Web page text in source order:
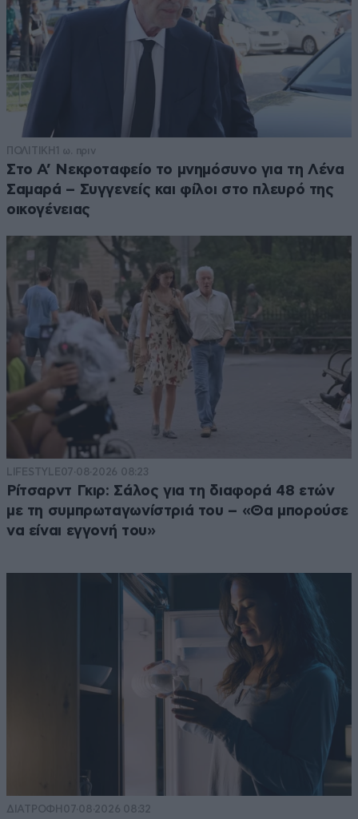
ΠΟΛΙΤΙΚΗ 1 ω. πριν
Στο Α’ Νεκροταφείο το μνημόσυνο για τη Λένα
Σαμαρά – Συγγενείς και φίλοι στο πλευρό της
οικογένειας
LIFESTYLE07·08·2026 08:23
Ρίτσαρντ Γκιρ: Σάλος για τη διαφορά 48 ετών
με τη συμπρωταγωνίστριά του – «Θα μπορούσε
να είναι εγγονή του»
ΔΙΑΤΡΟΦΗ 07·08·2026 08:32